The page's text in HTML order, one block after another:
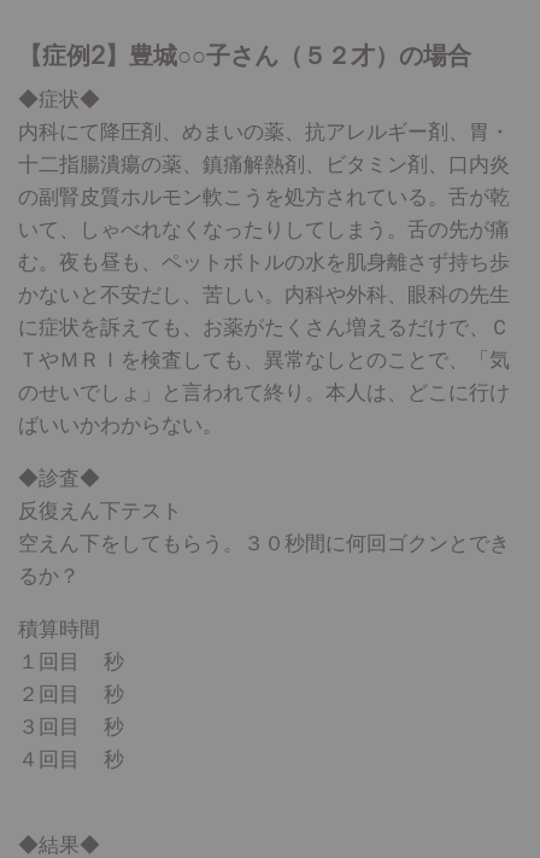
【症例2】豊城○○子さん（５２才）の場合
◆症状◆
内科にて降圧剤、めまいの薬、抗アレルギー剤、胃・
十二指腸潰瘍の薬、鎮痛解熱剤、ビタミン剤、口内炎
の副腎皮質ホルモン軟こうを処方されている。舌が乾
いて、しゃべれなくなったりしてしまう。舌の先が痛
む。夜も昼も、ペットボトルの水を肌身離さず持ち歩
かないと不安だし、苦しい。内科や外科、眼科の先生
に症状を訴えても、お薬がたくさん増えるだけで、Ｃ
ＴやＭＲＩを検査しても、異常なしとのことで、「気
のせいでしょ」と言われて終り。本人は、どこに行け
ばいいかわからない。
◆診査◆
反復えん下テスト
空えん下をしてもらう。３０秒間に何回ゴクンとでき
るか？
積算時間
１回目 秒
２回目 秒
３回目 秒
４回目 秒
◆結果◆